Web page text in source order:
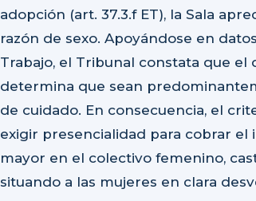
adopción (art. 37.3.f ET), la Sala
razón de sexo. Apoyándose en
Trabajo, el Tribunal constata que
determina que sean
de cuidado. En consecuencia, el
exigir presencialidad para cobrar
mayor en el colectivo femenino,
situando a las mujeres en clara